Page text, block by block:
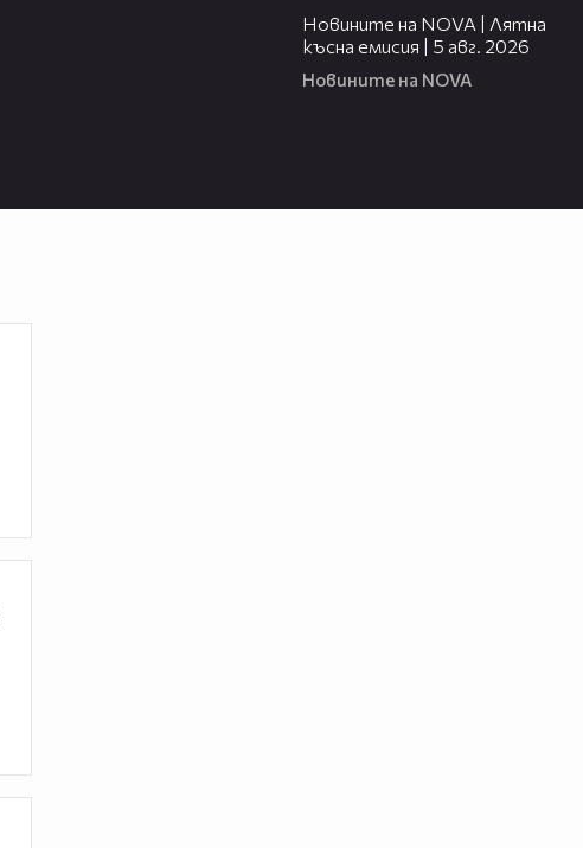
Новините на NOVA | Лятна
късна емисия | 5 авг. 2026
Новините на NOVA